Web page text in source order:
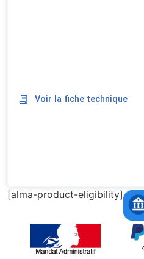
Voir la fiche technique
[alma-product-eligibility]